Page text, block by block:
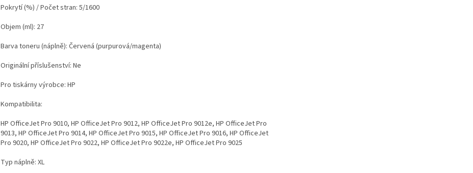
Pokrytí (%) / Počet stran: 5/1600
Objem (ml): 27
Barva toneru (náplně): Červená (purpurová/magenta)
Originální příslušenství: Ne
Pro tiskárny výrobce: HP
Kompatibilita:
HP OfficeJet Pro 9010, HP OfficeJet Pro 9012, HP OfficeJet Pro 9012e, HP OfficeJet Pro
9013, HP OfficeJet Pro 9014, HP OfficeJet Pro 9015, HP OfficeJet Pro 9016, HP OfficeJet
Pro 9020, HP OfficeJet Pro 9022, HP OfficeJet Pro 9022e, HP OfficeJet Pro 9025
Typ náplně: XL